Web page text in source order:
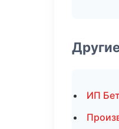
ИП